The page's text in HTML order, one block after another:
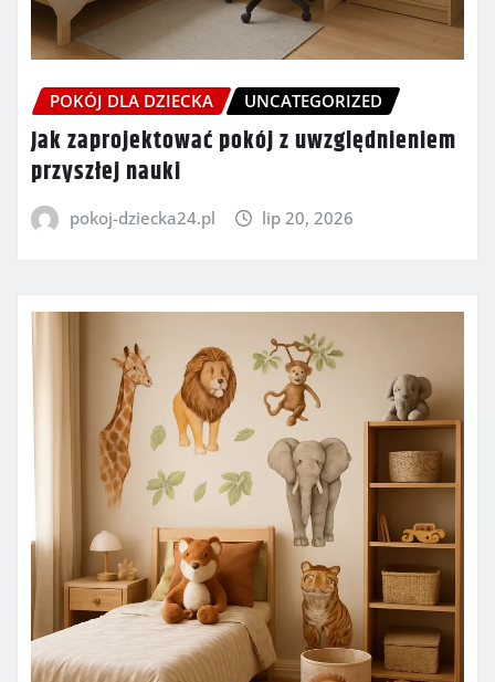
POKÓJ DLA DZIECKA UNCATEGORIZED
Jak zaprojektować pokój z uwzględnieniem
przyszłej nauki
pokoj-dziecka24.pl lip 20, 2026